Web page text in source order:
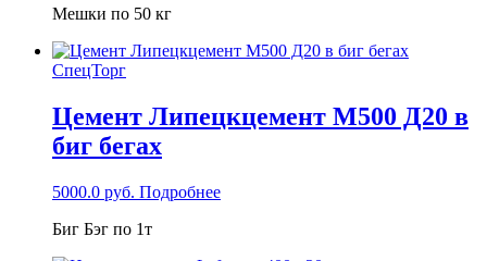
Мешки по 50 кг
СпецТорг
Цемент Липецкцемент М500 Д20 в
биг бегах
5000.0 руб. Подробнее
Биг Бэг по 1т